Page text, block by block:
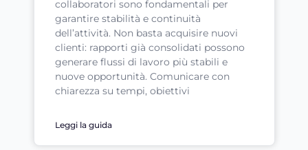
collaboratori sono fondamentali per
garantire stabilità e continuità
dell’attività. Non basta acquisire nuovi
clienti: rapporti già consolidati possono
generare flussi di lavoro più stabili e
nuove opportunità. Comunicare con
chiarezza su tempi, obiettivi
Leggi la guida